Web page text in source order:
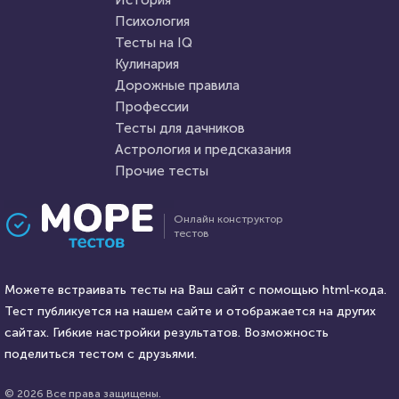
Пройти тест
22 февраля 2022 9714
Прочие тесты
Awdienko HTML - код
1 февраля 2022
Проходили 1115 раз
Тест: "Жизнь и творчество
Маяковского В. В."
Онлайн конструктор
тестов
Можете встраивать тесты на Ваш сайт с помощью html-кода.
Тест публикуется на нашем сайте и отображается на других
сайтах. Гибкие настройки результатов. Возможность
поделиться тестом с друзьями.
© 2026 Все права защищены.
Психология
Тесты на IQ
Кулинария
Дорожные правила
Профессии
Тесты для дачников
Астрология и предсказания
Прочие тесты